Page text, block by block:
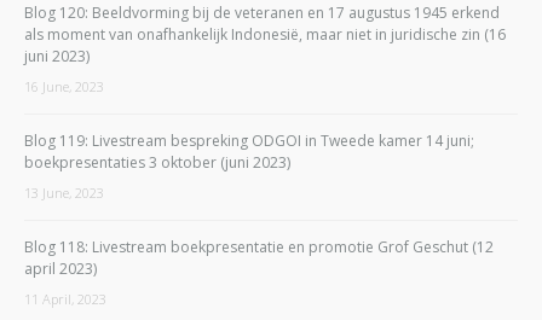
Blog 120: Beeldvorming bij de veteranen en 17 augustus 1945 erkend
als moment van onafhankelijk Indonesië, maar niet in juridische zin (16
juni 2023)
16 June, 2023
Blog 119: Livestream bespreking ODGOI in Tweede kamer 14 juni;
boekpresentaties 3 oktober (juni 2023)
13 June, 2023
Blog 118: Livestream boekpresentatie en promotie Grof Geschut (12
april 2023)
11 April, 2023